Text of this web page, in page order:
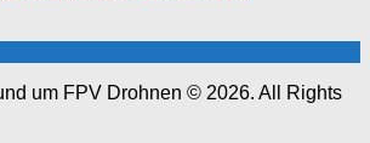
um FPV Drohnen © 2026. All Rights